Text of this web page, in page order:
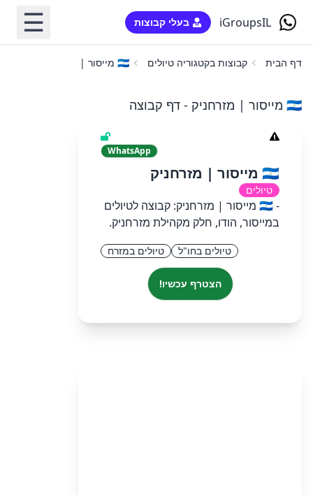
iGroupsIL בעלי קבוצות ☰
דף הבית קבוצות בקטגוריה טיולים 🇮🇳 מייסור | מזרחניק
🇮🇳 מייסור | מזרחניק - דף קבוצה
WhatsApp
🇮🇳 מייסור | מזרחניק
טיולים
- 🇮🇳 מייסור | מזרחניק: קבוצה לטיולים
במייסור, הודו, חלק מקהילת מזרחניק.
טיולים בחו"ל טיולים במזרח
הצטרף עכשיו!